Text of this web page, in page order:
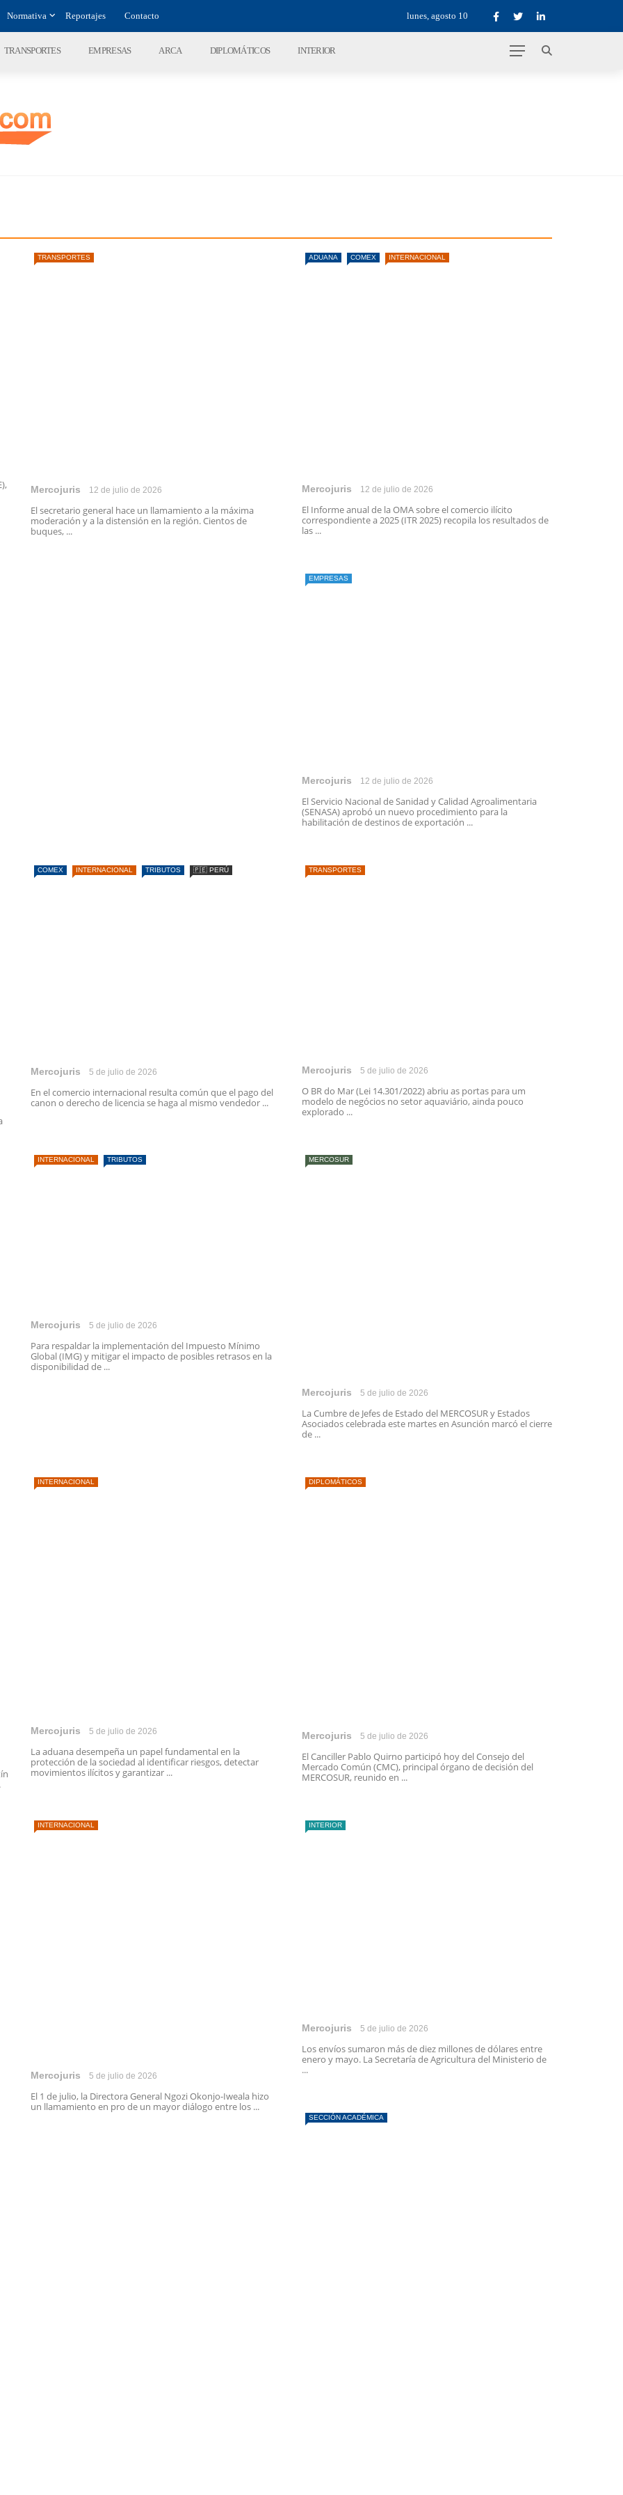
Normativa Reportajes Contacto lunes, agosto 10
TRANSPORTES EMPRESAS ARCA DIPLOMÁTICOS INTERIOR
TRANSPORTES
Mercojuris 12 de julio de 2026
El secretario general hace un llamamiento a la máxima
moderación y a la distensión en la región. Cientos de
buques, ...
ADUANA COMEX INTERNACIONAL
Mercojuris 12 de julio de 2026
El Informe anual de la OMA sobre el comercio ilícito
correspondiente a 2025 (ITR 2025) recopila los resultados de
las ...
EMPRESAS
Mercojuris 12 de julio de 2026
El Servicio Nacional de Sanidad y Calidad Agroalimentaria
(SENASA) aprobó un nuevo procedimiento para la
habilitación de destinos de exportación ...
COMEX INTERNACIONAL TRIBUTOS 🇵🇪 PERÚ
Mercojuris 5 de julio de 2026
En el comercio internacional resulta común que el pago del
canon o derecho de licencia se haga al mismo vendedor ...
TRANSPORTES
Mercojuris 5 de julio de 2026
O BR do Mar (Lei 14.301/2022) abriu as portas para um
modelo de negócios no setor aquaviário, ainda pouco
explorado ...
INTERNACIONAL TRIBUTOS
Mercojuris 5 de julio de 2026
Para respaldar la implementación del Impuesto Mínimo
Global (IMG) y mitigar el impacto de posibles retrasos en la
disponibilidad de ...
MERCOSUR
Mercojuris 5 de julio de 2026
La Cumbre de Jefes de Estado del MERCOSUR y Estados
Asociados celebrada este martes en Asunción marcó el cierre
de ...
INTERNACIONAL
Mercojuris 5 de julio de 2026
La aduana desempeña un papel fundamental en la
protección de la sociedad al identificar riesgos, detectar
movimientos ilícitos y garantizar ...
DIPLOMÁTICOS
Mercojuris 5 de julio de 2026
El Canciller Pablo Quirno participó hoy del Consejo del
Mercado Común (CMC), principal órgano de decisión del
MERCOSUR, reunido en ...
INTERNACIONAL
Mercojuris 5 de julio de 2026
El 1 de julio, la Directora General Ngozi Okonjo-Iweala hizo
un llamamiento en pro de un mayor diálogo entre los ...
INTERIOR
Mercojuris 5 de julio de 2026
Los envíos sumaron más de diez millones de dólares entre
enero y mayo. La Secretaría de Agricultura del Ministerio de
...
SECCIÓN ACADÉMICA